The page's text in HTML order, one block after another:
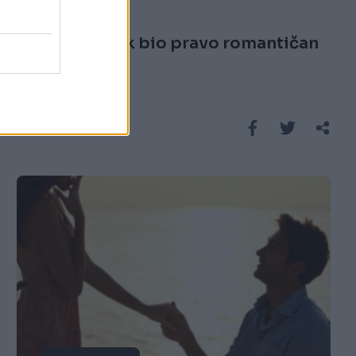
Buraz je uvijek bio pravo romantičan